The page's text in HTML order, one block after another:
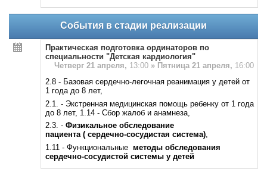
События в стадии реализации
Практическая подготовка ординаторов по
специальности "Детская кардиология"
Четверг 21 апреля, 13:00 » Пятница 21 апреля, 16:00
2.8 - Базовая сердечно-легочная реанимация у детей от
1 года до 8 лет,
2.1. - Экстренная медицинская помощь ребенку от 1 года
до 8 лет, 1.14 - Сбор жалоб и анамнеза,
2.3. - Физикальное обследование
пациента ( сердечно-сосудистая система),
1.11 - Функциональные методы обследования
сердечно-сосудистой системы у детей